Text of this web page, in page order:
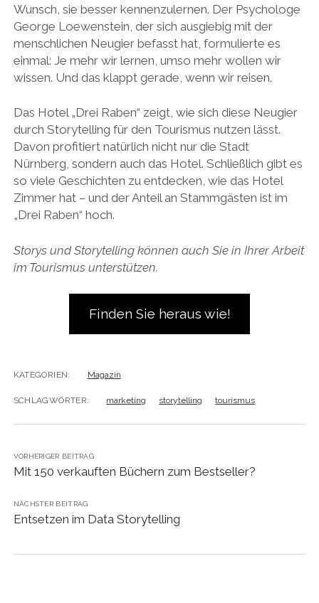
Wunsch, sie besser kennenzulernen. Der Psychologe
George Loewenstein, der sich ausgiebig mit der
menschlichen Neugier befasst hat, formulierte es
einmal: Je mehr wir lernen, umso mehr wollen wir
wissen. Und das klappt gerade, wenn wir reisen.
Das Hotel „Drei Raben“ zeigt, wie sich diese Neugier
durch Storytelling für den Tourismus nutzen lässt.
Davon profitiert natürlich nicht nur die Stadt
Nürnberg, sondern auch das Hotel. Schließlich gibt es
so viele Geschichten zu entdecken, wie das Hotel
Zimmer hat – und der Anteil an Stammgästen ist im
„Drei Raben“ hoch.
Storys und Storytelling können auch Sie in Ihrer Arbeit
im Tourismus unterstützen.
Finden Sie heraus wie!
KATEGORIEN: Magazin
SCHLAGWÖRTER: marketing storytelling tourismus
VORHERIGER BEITRAG
Mit 150 verkauften Büchern zum Bestseller?
NÄCHSTER BEITRAG
Entsetzen im Data Storytelling